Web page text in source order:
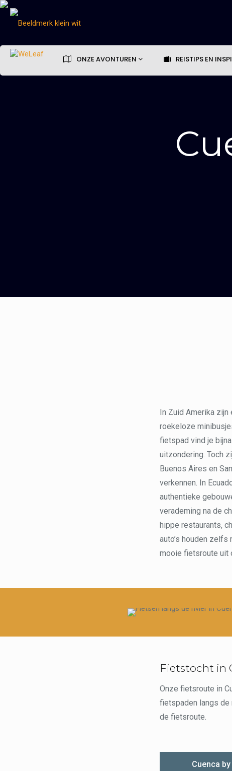
ONZE AVONTUREN REISTIPS EN
In Zuid Amerika
roekeloze
fietspad vind je
uitzondering. Toch
Buenos Aires en
verkennen. In
authentieke
verademing na de
hippe restaurants,
auto’s houden
mooie fietsroute uit
Fietstocht in
Onze fietsroute in
fietspaden langs de
de fietsroute.